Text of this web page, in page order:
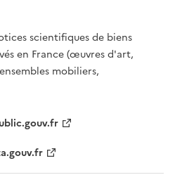
scientifiques de biens
en France (œuvres d'art,
mobiliers,